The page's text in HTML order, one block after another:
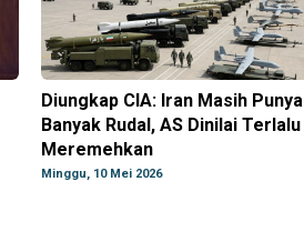
Diungkap CIA: Iran Masih Punya
Banyak Rudal, AS Dinilai Terlalu
Meremehkan
Minggu, 10 Mei 2026